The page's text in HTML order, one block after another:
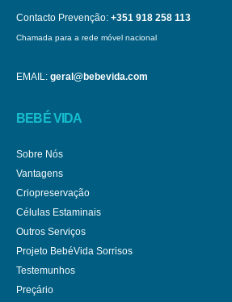
Contacto Prevenção: +351 918 258 113
Chamada para a rede móvel nacional
EMAIL: geral@bebevida.com
BEBÉ VIDA
Sobre Nós
Vantagens
Criopreservação
Células Estaminais
Outros Serviços
Projeto BebéVida Sorrisos
Testemunhos
Preçário